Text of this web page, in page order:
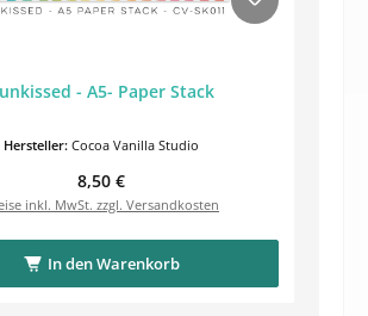
- A5- Paper Stack
Hersteller: Cocoa Vanilla Studio
Regulärer Preis:
8,50 €
inkl. MwSt. zzgl. Versandkosten
In den Warenkorb